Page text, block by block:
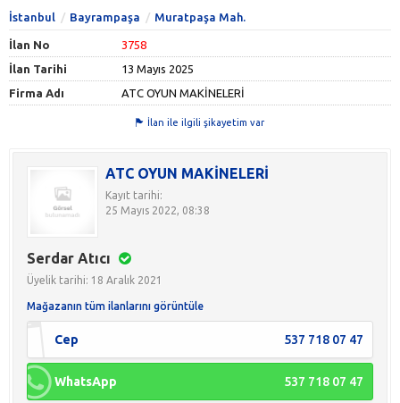
İstanbul Bayrampaşa Muratpaşa Mah.
İlan No
3758
İlan Tarihi
13 Mayıs 2025
Firma Adı
ATC OYUN MAKİNELERİ
İlan ile ilgili şikayetim var
ATC OYUN MAKİNELERİ
Kayıt tarihi:
25 Mayıs 2022, 08:38
Serdar Atıcı
Üyelik tarihi: 18 Aralık 2021
Mağazanın tüm ilanlarını görüntüle
Cep 537 718 07 47
WhatsApp 537 718 07 47